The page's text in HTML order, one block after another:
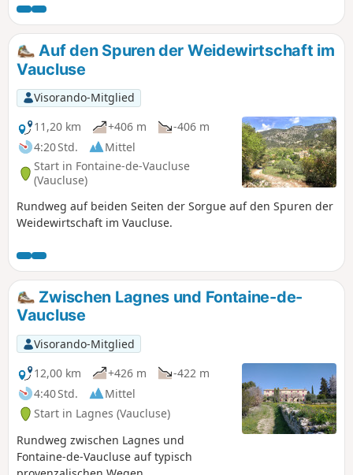
geologische Nationalreservat Luberon.
Dieser Ort ist äußerst empfindlich und
an einigen Stellen schwer zugänglich.
Bitte respektieren Sie diesen Ort. (siehe
praktische Informationen). 𝐅𝐞𝐫𝐦𝐞𝐭𝐮𝐫𝐞
𝐭𝐞𝐦𝐩𝐨𝐫𝐚𝐢𝐫𝐞 𝐝𝐞𝐬 𝐆𝐨𝐫𝐠𝐞𝐬 𝐝𝐮 𝐑𝐞́𝐠𝐚𝐥𝐨𝐧.
Aufgrund von Steinschlag ist der
Zugang zu den Gorges du Régalon aus
Sicherheitsgründen bis auf Weiteres
gesperrt. In Kürze wird ein Gutachten
erstellt, um die Lage zu
beurteilen.𝐅𝐞𝐫𝐦𝐞𝐭𝐮𝐫𝐞 𝐭𝐞𝐦𝐩𝐨𝐫𝐚𝐢𝐫𝐞 𝐝𝐞𝐬
𝐆𝐨𝐫𝐠𝐞𝐬 𝐝e 𝐑𝐞́𝐠𝐚𝐥𝐨𝐧
Auf den Spuren der Weidewirtschaft im
Vaucluse
Visorando-Mitglied
11,20 km
+406 m
-406 m
4:20 Std.
Mittel
Start in Fontaine-de-Vaucluse
(Vaucluse)
Rundweg auf beiden Seiten der Sorgue auf den Spuren der
Weidewirtschaft im Vaucluse.
Zwischen Lagnes und Fontaine-de-
Vaucluse
Visorando-Mitglied
12,00 km
+426 m
-422 m
4:40 Std.
Mittel
Start in Lagnes (Vaucluse)
Rundweg zwischen Lagnes und
Fontaine-de-Vaucluse auf typisch